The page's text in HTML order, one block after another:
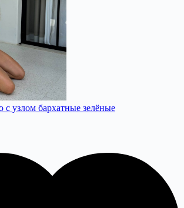
с узлом бархатные зелёные